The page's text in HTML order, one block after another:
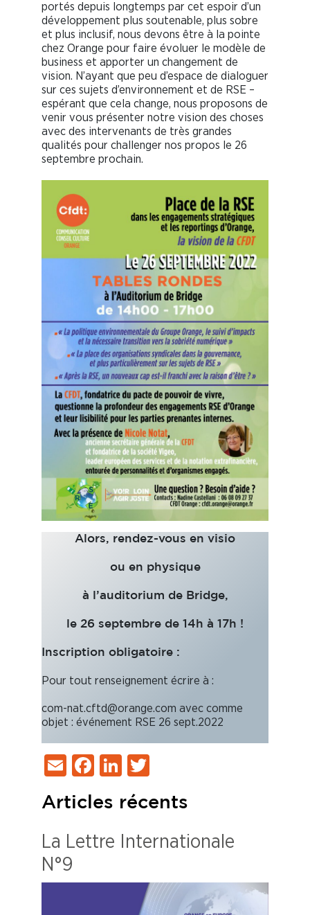
portés depuis longtemps par cet espoir d’un
développement plus soutenable, plus sobre
et plus inclusif, nous devons être à la pointe
chez Orange pour faire évoluer le modèle de
business et apporter un changement de
vision. N’ayant que peu d’espace de dialoguer
sur ces sujets d’environnement et de RSE –
espérant que cela change, nous proposons de
venir vous présenter notre vision des choses
avec des intervenants de très grandes
qualités pour challenger nos propos le 26
septembre prochain.
Alors, rendez-vous en visio
ou en physique
à l’auditorium de Bridge,
le 26 septembre de 14h à 17h !
Inscription obligatoire :
Pour tout renseignement écrire à :
com-nat.cftd@orange.com avec comme
objet : événement RSE 26 sept.2022
EmailFacebook
LinkedIn
Articles récents
La Lettre Internationale
N°9